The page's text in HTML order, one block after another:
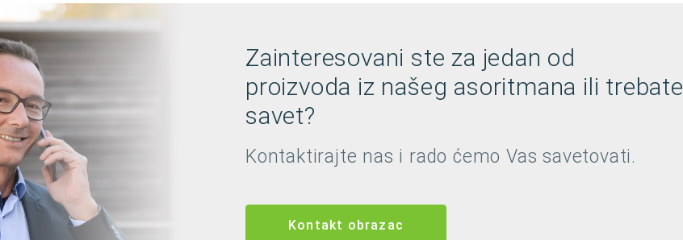
Zainteresovani ste za jedan od
proizvoda iz našeg asoritmana ili trebate
savet?
Kontaktirajte nas i rado ćemo Vas savetovati.
Kontakt obrazac